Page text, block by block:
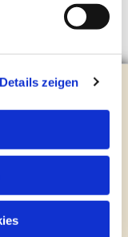
Details zeigen